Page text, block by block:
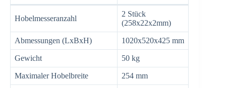
Hobelmesseranzahl
2 Stück
(258x22x2mm)
Abmessungen (LxBxH) 1020x520x425 mm
Gewicht 50 kg
Maximaler Hobelbreite 254 mm